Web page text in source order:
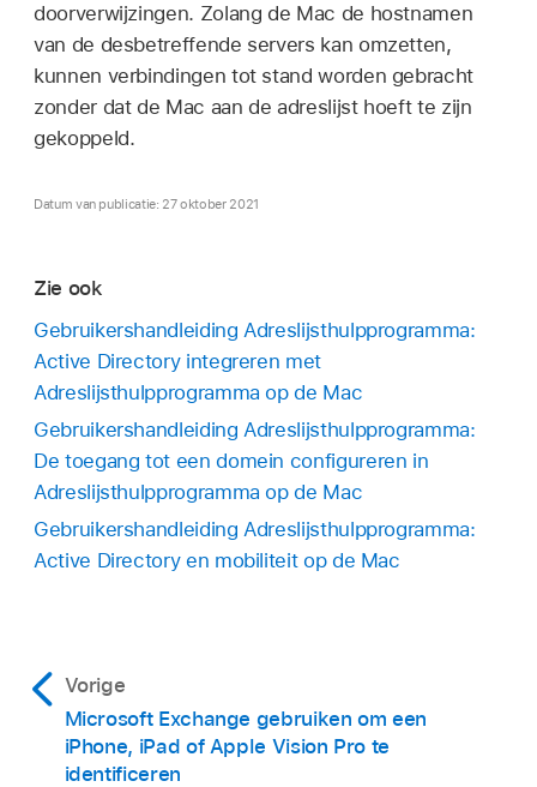
doorverwijzingen. Zolang de Mac de hostnamen
van de desbetreffende servers kan omzetten,
kunnen verbindingen tot stand worden gebracht
zonder dat de Mac aan de adreslijst hoeft te zijn
gekoppeld.
Datum van publicatie: 27 oktober 2021
Zie ook
Gebruikershandleiding Adreslijsthulpprogramma:
Active Directory integreren met
Adreslijsthulpprogramma op de Mac
Gebruikershandleiding Adreslijsthulpprogramma:
De toegang tot een domein configureren in
Adreslijsthulpprogramma op de Mac
Gebruikershandleiding Adreslijsthulpprogramma:
Active Directory en mobiliteit op de Mac
Vorige
Microsoft Exchange gebruiken om een
iPhone, iPad of Apple Vision Pro te
identificeren